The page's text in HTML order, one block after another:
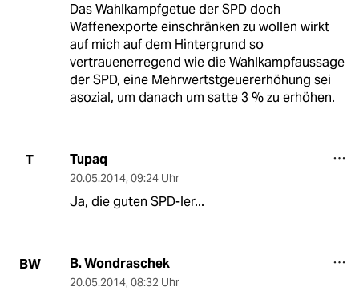
Das Wahlkampfgetue der SPD doch
Waffenexporte einschränken zu wollen wirkt
auf mich auf dem Hintergrund so
vertrauenerregend wie die Wahlkampfaussage
der SPD, eine Mehrwertstgeuererhöhung sei
asozial, um danach um satte 3 % zu erhöhen.
T Tupaq
20.05.2014, 09:24 Uhr
Ja, die guten SPD-ler...
BW B. Wondraschek
20.05.2014, 08:32 Uhr